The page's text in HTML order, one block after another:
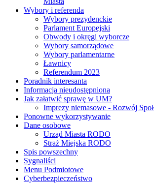
Wybory i referenda
Wybory prezydenckie
Parlament Europejski
Obwody i okręgi wyborcze
Wybory samorządowe
Wybory parlamentarne
Ławnicy
Referendum 2023
Poradnik interesanta
Informacja nieudostępniona
Jak załatwić sprawę w UM?
Imprezy niemasowe - Rozwój
Ponowne wykorzystywanie
Dane osobowe
Urząd Miasta RODO
Straż Miejska RODO
Spis powszechny
Sygnaliści
Menu Podmiotowe
Cyberbezpieczeństwo